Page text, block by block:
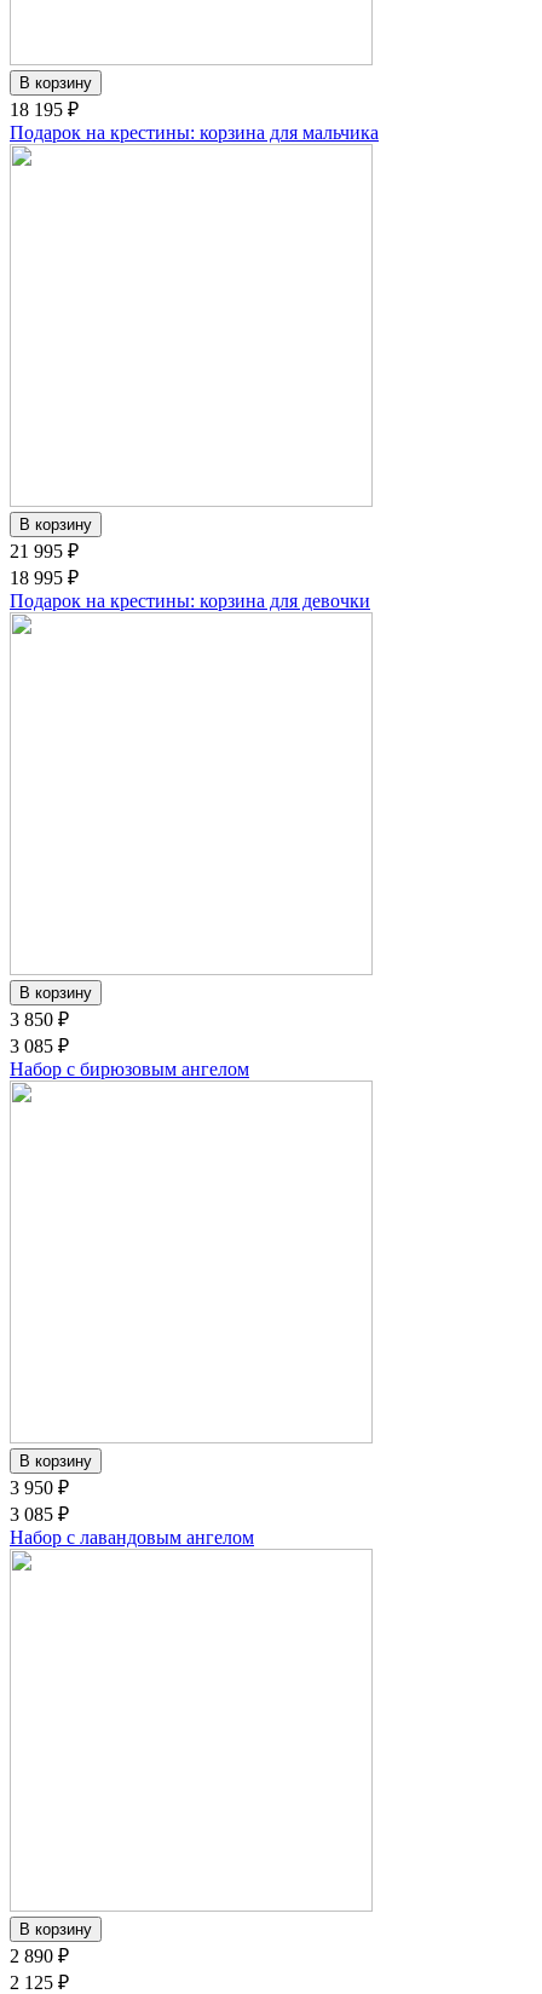
18 195 ₽
Подарок на крестины: корзина для мальчика
21 995 ₽
18 995 ₽
Подарок на крестины: корзина для девочки
3 850 ₽
3 085 ₽
Набор с бирюзовым ангелом
3 950 ₽
3 085 ₽
Набор с лавандовым ангелом
2 890 ₽
2 125 ₽